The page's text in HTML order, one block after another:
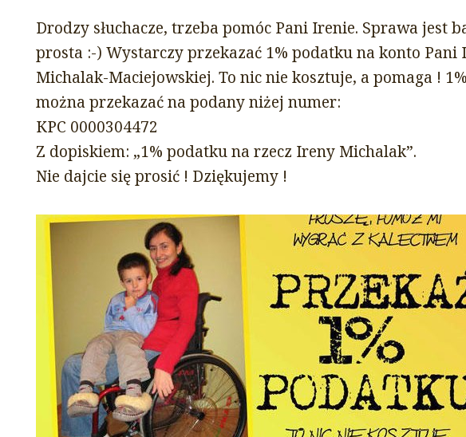
Drodzy słuchacze, trzeba pomóc Pani Irenie. Sprawa jest
prosta :-) Wystarczy przekazać 1% podatku na konto Pani
Michalak-Maciejowskiej. To nic nie kosztuje, a pomaga !
można przekazać na podany niżej numer:
КРС 0000304472
Z dopiskiem: „1% podatku na rzecz Ireny Michalak”.
Nie dajcie się prosić ! Dziękujemy !